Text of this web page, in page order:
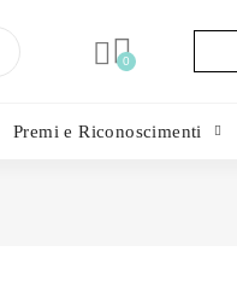
Premi e Riconoscimenti